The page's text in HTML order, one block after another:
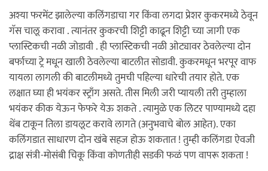
अश्या फरमेंट झालेल्या कलिंगडाचा गर किंवा लगदा प्रेशर कुकरमध्ये ठेवून
गॅस चालू करावा . त्यानंतर कुकरची शिट्टी काढून शिट्टी च्या जागी एक
प्लास्टिकची नळी जोडावी . ही प्लास्टिकची नळी ओट्यावर ठेवलेल्या दोन
बर्फाच्या ट्रे मधून खाली ठेवलेल्या बाटलीत सोडावी. कुकरमधून भरपूर वाफ
यायला लागली की बाटलीमध्ये तुमची पहिल्या धारेची तयार होते. एक
लक्षात घ्या ही भयंकर स्ट्राँग असते. तीस मिली जरी प्यायली तरी तुम्हाला
भयंकर कीक येऊन फेफरे येऊ शकते . त्यामुळे एक लिटर पाण्यामध्ये दहा
थेंब टाकून तिला डायलूट करावे लागते (अनुभवाचे बोल आहेत). एका
कलिंगडात साधारण दोन खंबे सहज होऊ शकतात ! तुम्ही कलिंगडा ऐवजी
द्राक्ष संत्री-मोसंबी चिकू किंवा कोणतीही सडकी फळं पण वापरू शकता !